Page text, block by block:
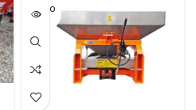
SOLD O
UT